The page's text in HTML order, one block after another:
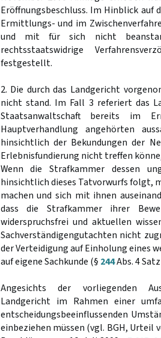
Eröffnungsbeschluss. Im Hinblick auf
Ermittlungs- und im
und mit für sich nicht
rechtsstaatswidrige
festgestellt.
2. Die durch das Landgericht
nicht stand. Im Fall 3 referiert das
Staatsanwaltschaft bereits im
Hauptverhandlung angehörten
hinsichtlich der Bekundungen der
Erlebnisfundierung nicht treffen
Wenn die Strafkammer dessen
hinsichtlich dieses Tatvorwurfs folgt,
machen und sich mit ihnen
dass die Strafkammer ihrer
widerspruchsfrei und aktuellen
Sachverständigengutachten nicht
der Verteidigung auf Einholung eines
auf eigene Sachkunde (§ 244Abs. 4
Angesichts der vorliegenden
Landgericht im Rahmen einer
entscheidungsbeeinflussenden
einbeziehen müssen (vgl. BGH, Urteil